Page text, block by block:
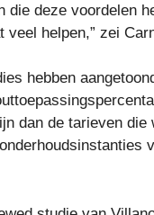
die deze voordelen
veel helpen,” zei
hebben
dan de tarieven die